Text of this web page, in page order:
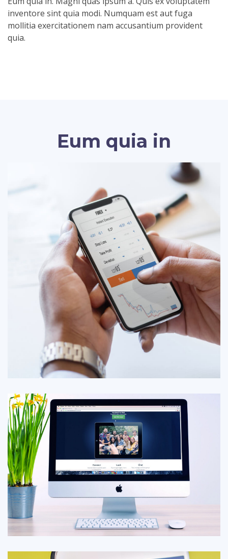
inventore sint quia modi. Numquam est aut fuga
mollitia exercitationem nam accusantium provident
quia.
Eum quia in